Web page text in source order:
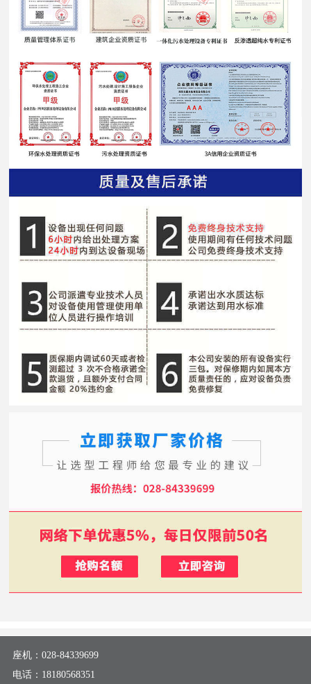
座机： 028-84339699
电话： 18180568351